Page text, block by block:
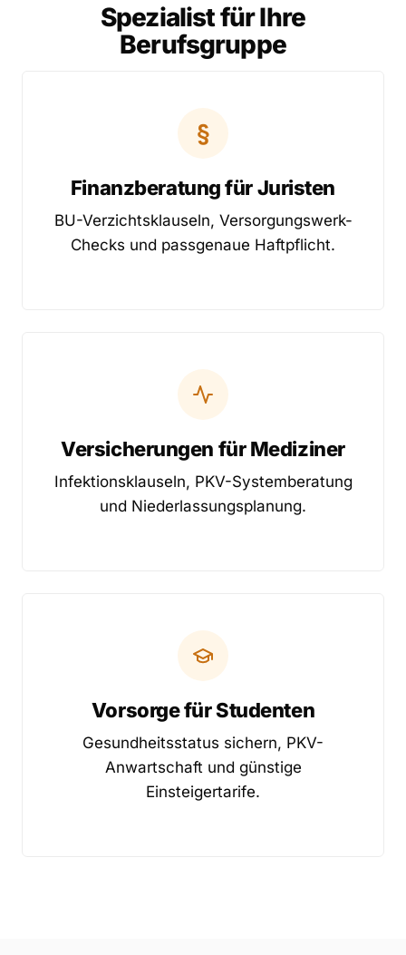
Spezialist für Ihre
Berufsgruppe
§
Finanzberatung für Juristen
BU-Verzichtsklauseln, Versorgungswerk-
Checks und passgenaue Haftpflicht.
Versicherungen für Mediziner
Infektionsklauseln, PKV-Systemberatung
und Niederlassungsplanung.
Vorsorge für Studenten
Gesundheitsstatus sichern, PKV-
Anwartschaft und günstige
Einsteigertarife.